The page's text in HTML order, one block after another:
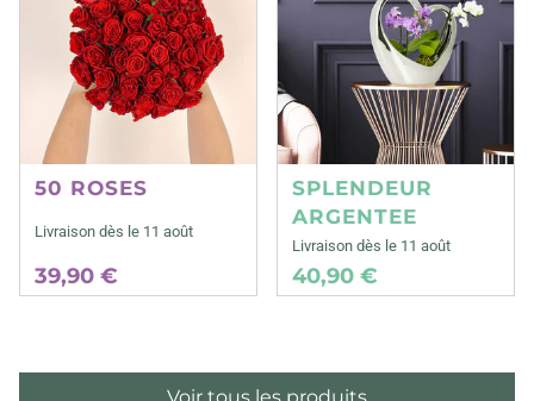
50 ROSES
Livraison dès le 11 août
39,90 €
SPLENDEUR
ARGENTEE
Livraison dès le 11 août
40,90 €
Voir tous les produits